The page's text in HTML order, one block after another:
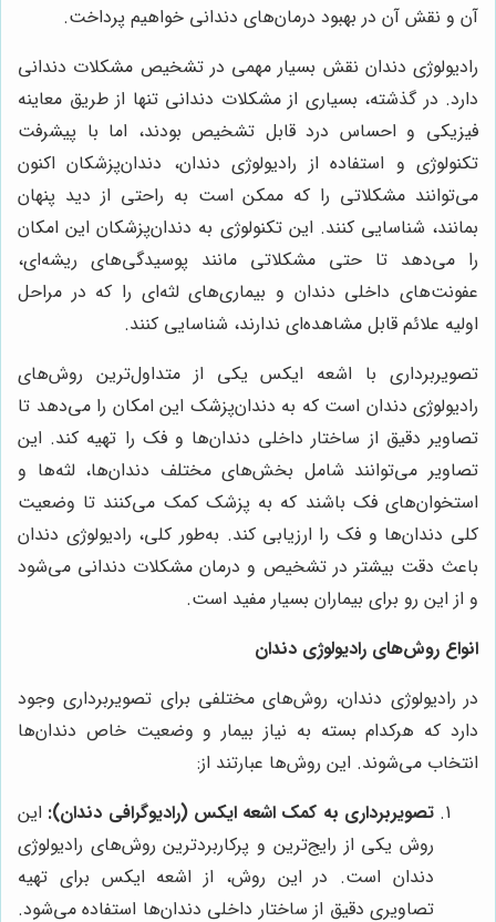
آن و نقش آن در بهبود درمان‌های دندانی خواهیم پرداخت.
رادیولوژی دندان نقش بسیار مهمی در تشخیص مشکلات دندانی
دارد. در گذشته، بسیاری از مشکلات دندانی تنها از طریق معاینه
فیزیکی و احساس درد قابل تشخیص بودند، اما با پیشرفت
تکنولوژی و استفاده از رادیولوژی دندان، دندان‌پزشکان اکنون
می‌توانند مشکلاتی را که ممکن است به راحتی از دید پنهان
بمانند، شناسایی کنند. این تکنولوژی به دندان‌پزشکان این امکان
را می‌دهد تا حتی مشکلاتی مانند پوسیدگی‌های ریشه‌ای،
عفونت‌های داخلی دندان و بیماری‌های لثه‌ای را که در مراحل
اولیه علائم قابل مشاهده‌ای ندارند، شناسایی کنند.
تصویربرداری با اشعه ایکس یکی از متداول‌ترین روش‌های
رادیولوژی دندان است که به دندان‌پزشک این امکان را می‌دهد تا
تصاویر دقیق از ساختار داخلی دندان‌ها و فک را تهیه کند. این
تصاویر می‌توانند شامل بخش‌های مختلف دندان‌ها، لثه‌ها و
استخوان‌های فک باشند که به پزشک کمک می‌کنند تا وضعیت
کلی دندان‌ها و فک را ارزیابی کند. به‌طور کلی، رادیولوژی دندان
باعث دقت بیشتر در تشخیص و درمان مشکلات دندانی می‌شود
و از این رو برای بیماران بسیار مفید است.
انواع روش‌های رادیولوژی دندان
در رادیولوژی دندان، روش‌های مختلفی برای تصویربرداری وجود
دارد که هرکدام بسته به نیاز بیمار و وضعیت خاص دندان‌ها
انتخاب می‌شوند. این روش‌ها عبارتند از:
تصویربرداری به کمک اشعه ایکس (رادیوگرافی دندان): این
روش یکی از رایج‌ترین و پرکاربردترین روش‌های رادیولوژی
دندان است. در این روش، از اشعه ایکس برای تهیه
تصاویری دقیق از ساختار داخلی دندان‌ها استفاده می‌شود.